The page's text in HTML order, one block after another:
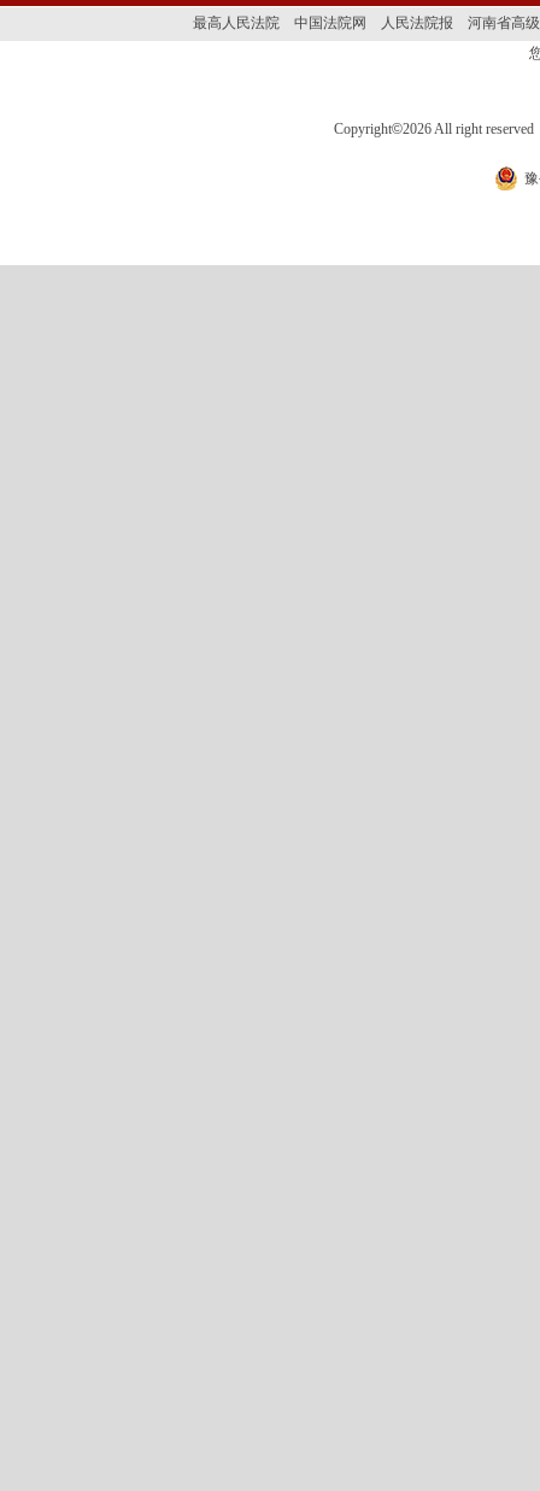
最高人民法院 中国法院网 人民法院报
河南省高
Copyright©2026 All right